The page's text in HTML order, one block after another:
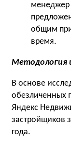
менеджер
общим
время.
Методология
В основе
обезличенных
Яндекс
застройщиков
года.